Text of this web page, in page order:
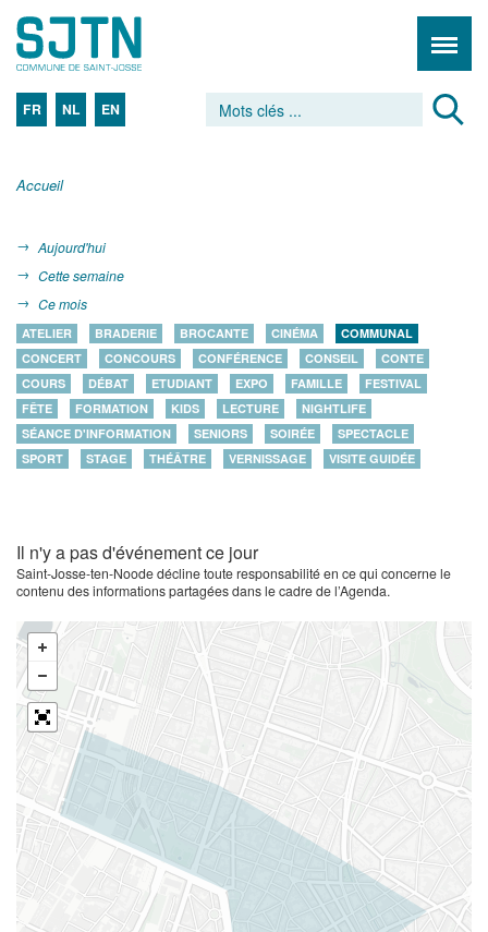
FR NL EN
Accueil
Aujourd'hui
Cette semaine
Ce mois
ATELIER BRADERIE BROCANTE CINÉMA
COMMUNAL
CONCERT
CONCOURS CONFÉRENCE CONSEIL
CONTE
COURS
DÉBAT ETUDIANT EXPO FAMILLE
FESTIVAL
FÊTE
FORMATION KIDS LECTURE
NIGHTLIFE
SÉANCE D'INFORMATION
SENIORS SOIRÉE
SPECTACLE
SPORT
STAGE THÉÂTRE VERNISSAGE VISITE GUIDÉE
Il n'y a pas d'événement ce jour
Saint-Josse-ten-Noode décline toute responsabilité en ce qui concerne le
contenu des informations partagées dans le cadre de l’Agenda.